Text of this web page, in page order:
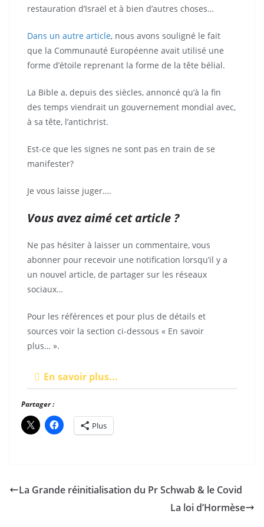
restauration d’Israël et à bien d’autres choses…
Dans un autre article, nous avons souligné le fait
que la Communauté Européenne avait utilisé une
forme d’étoile reprenant la forme de la tête bélial.
La Bible a, depuis des siècles, annoncé qu’à la fin
des temps viendrait un gouvernement mondial avec,
à sa tête, l’antichrist.
Est-ce que les signes ne sont pas en train de se
manifester?
Je vous laisse juger….
Vous avez aimé cet article ?
Ne pas hésiter à laisser un commentaire, vous
abonner pour recevoir une notification lorsqu’il y a
un nouvel article, de partager sur les réseaux
sociaux…
Pour les références et pour plus de détails et
sources voir la section ci-dessous « En savoir
plus… ».
En savoir plus...
Partager :
Plus
La Grande réinitialisation du Pr Schwab & le Covid
La loi d’Hormèse